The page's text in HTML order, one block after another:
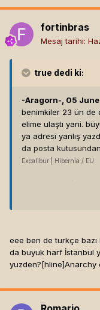
fortinbras
Mesaj tarihi:
true dedi ki:
-Aragorn-, 05
benimkiler 23 ün de
elime ulaştı yani.
ya adresi yanlış
da posta
Excalibur | Hibernia / EU
eee ben de turkçe
da buyuk harf İstanbul
yuzden?[hline]Anarchy